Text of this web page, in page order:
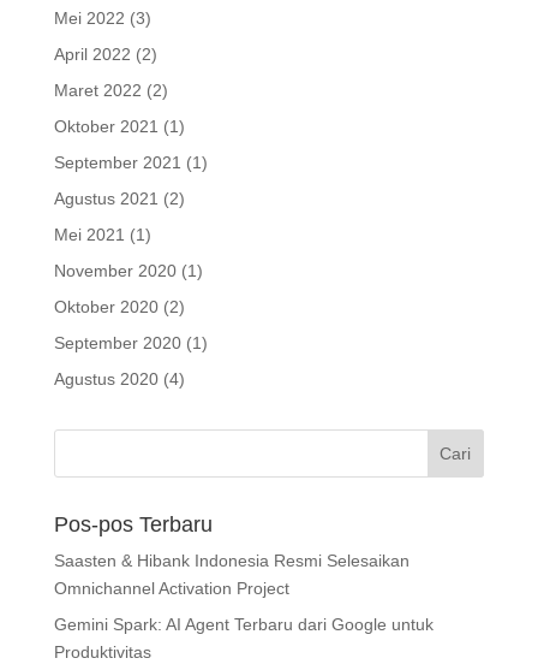
Mei 2022 (3)
April 2022 (2)
Maret 2022 (2)
Oktober 2021 (1)
September 2021 (1)
Agustus 2021 (2)
Mei 2021 (1)
November 2020(1)
Oktober 2020(2)
September 2020(1)
Agustus 2020(4)
Pos-pos Terbaru
Saasten & Hibank Indonesia Resmi Selesaikan
Omnichannel Activation Project
Gemini Spark: AI Agent Terbaru dari Google untuk
Produktivitas